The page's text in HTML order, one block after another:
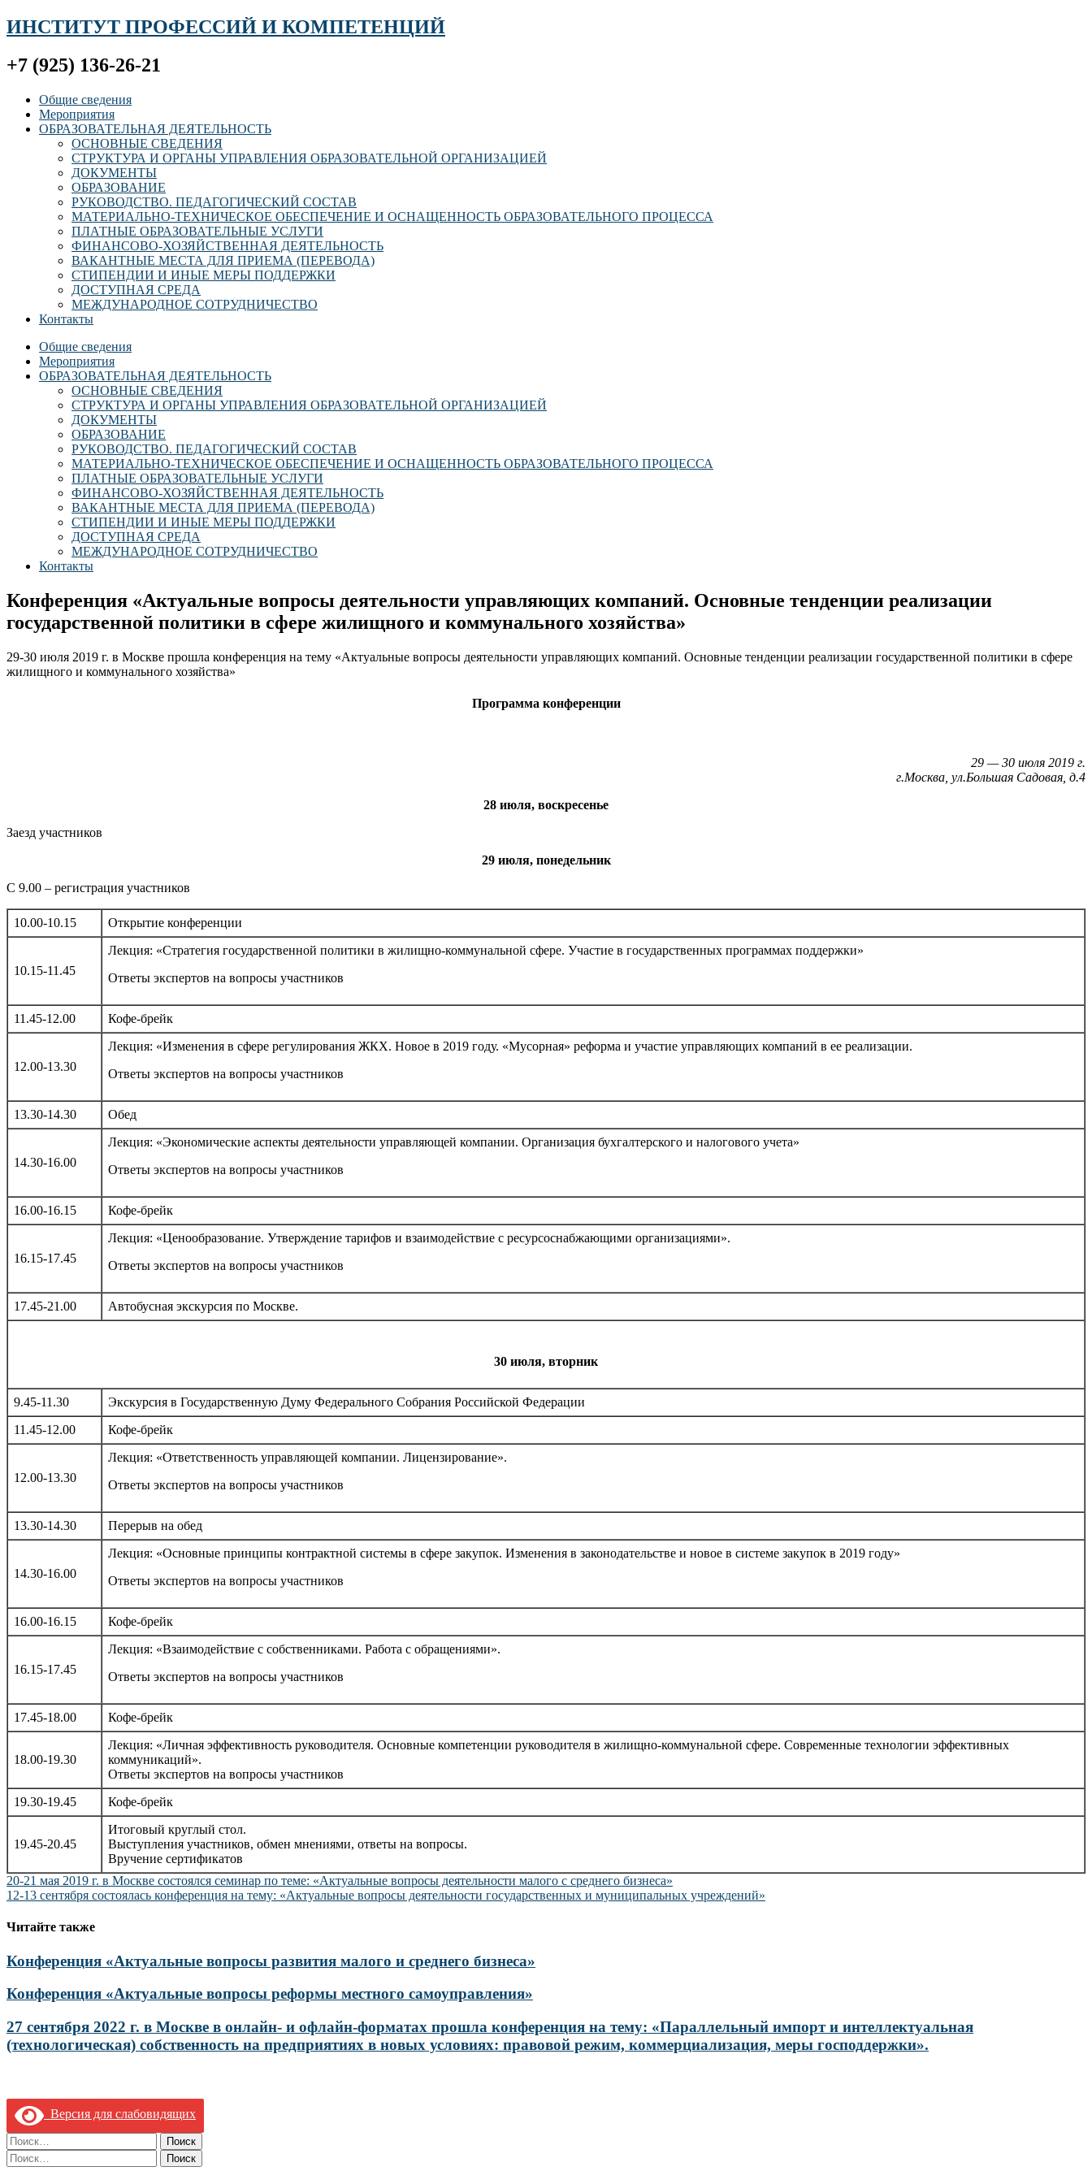
ИНСТИТУТ ПРОФЕССИЙ И КОМПЕТЕНЦИЙ
+7 (925) 136-26-21
Общие сведения
Мероприятия
ОБРАЗОВАТЕЛЬНАЯ ДЕЯТЕЛЬНОСТЬ
ОСНОВНЫЕ СВЕДЕНИЯ
СТРУКТУРА И ОРГАНЫ УПРАВЛЕНИЯ ОБРАЗОВАТЕЛЬНОЙ ОРГАНИЗАЦИЕЙ
ДОКУМЕНТЫ
ОБРАЗОВАНИЕ
РУКОВОДСТВО. ПЕДАГОГИЧЕСКИЙ СОСТАВ
МАТЕРИАЛЬНО-ТЕХНИЧЕСКОЕ ОБЕСПЕЧЕНИЕ И ОСНАЩЕННОСТЬ ОБРАЗОВАТЕЛЬНОГО ПРОЦЕССА
ПЛАТНЫЕ ОБРАЗОВАТЕЛЬНЫЕ УСЛУГИ
ФИНАНСОВО-ХОЗЯЙСТВЕННАЯ ДЕЯТЕЛЬНОСТЬ
ВАКАНТНЫЕ МЕСТА ДЛЯ ПРИЕМА (ПЕРЕВОДА)
СТИПЕНДИИ И ИНЫЕ МЕРЫ ПОДДЕРЖКИ
ДОСТУПНАЯ СРЕДА
МЕЖДУНАРОДНОЕ СОТРУДНИЧЕСТВО
Контакты
Общие сведения
Мероприятия
ОБРАЗОВАТЕЛЬНАЯ ДЕЯТЕЛЬНОСТЬ
ОСНОВНЫЕ СВЕДЕНИЯ
СТРУКТУРА И ОРГАНЫ УПРАВЛЕНИЯ ОБРАЗОВАТЕЛЬНОЙ ОРГАНИЗАЦИЕЙ
ДОКУМЕНТЫ
ОБРАЗОВАНИЕ
РУКОВОДСТВО. ПЕДАГОГИЧЕСКИЙ СОСТАВ
МАТЕРИАЛЬНО-ТЕХНИЧЕСКОЕ ОБЕСПЕЧЕНИЕ И ОСНАЩЕННОСТЬ ОБРАЗОВАТЕЛЬНОГО ПРОЦЕССА
ПЛАТНЫЕ ОБРАЗОВАТЕЛЬНЫЕ УСЛУГИ
ФИНАНСОВО-ХОЗЯЙСТВЕННАЯ ДЕЯТЕЛЬНОСТЬ
ВАКАНТНЫЕ МЕСТА ДЛЯ ПРИЕМА (ПЕРЕВОДА)
СТИПЕНДИИ И ИНЫЕ МЕРЫ ПОДДЕРЖКИ
ДОСТУПНАЯ СРЕДА
МЕЖДУНАРОДНОЕ СОТРУДНИЧЕСТВО
Контакты
Конференция «Актуальные вопросы деятельности управляющих компаний. Основные тенденции реализации
государственной политики в сфере жилищного и коммунального хозяйства»
29-30 июля 2019 г. в Москве прошла конференция на тему «Актуальные вопросы деятельности управляющих компаний. Основные тенденции реализации государственной политики в сфере
жилищного и коммунального хозяйства»
Программа конференции
29 — 30 июля 2019 г.
г.Москва, ул.Большая Садовая, д.4
28 июля, воскресенье
Заезд участников
29 июля, понедельник
С 9.00 – регистрация участников
10.00-10.15 Открытие конференции
10.15-11.45
Лекция: «Стратегия государственной политики в жилищно-коммунальной сфере. Участие в государственных программах поддержки»
Ответы экспертов на вопросы участников
11.45-12.00 Кофе-брейк
12.00-13.30
Лекция: «Изменения в сфере регулирования ЖКХ. Новое в 2019 году. «Мусорная» реформа и участие управляющих компаний в ее реализации.
Ответы экспертов на вопросы участников
13.30-14.30 Обед
14.30-16.00
Лекция: «Экономические аспекты деятельности управляющей компании. Организация бухгалтерского и налогового учета»
Ответы экспертов на вопросы участников
16.00-16.15 Кофе-брейк
16.15-17.45
Лекция: «Ценообразование. Утверждение тарифов и взаимодействие с ресурсоснабжающими организациями».
Ответы экспертов на вопросы участников
17.45-21.00 Автобусная экскурсия по Москве.
30 июля, вторник
9.45-11.30
Экскурсия в Государственную Думу Федерального Собрания Российской Федерации
11.45-12.00
Кофе-брейк
12.00-13.30
Лекция: «Ответственность управляющей компании. Лицензирование».
Ответы экспертов на вопросы участников
13.30-14.30 Перерыв на обед
14.30-16.00
Лекция: «Основные принципы контрактной системы в сфере закупок. Изменения в законодательстве и новое в системе закупок в 2019 году»
Ответы экспертов на вопросы участников
16.00-16.15 Кофе-брейк
16.15-17.45
Лекция: «Взаимодействие с собственниками. Работа с обращениями».
Ответы экспертов на вопросы участников
17.45-18.00 Кофе-брейк
18.00-19.30
Лекция: «Личная эффективность руководителя. Основные компетенции руководителя в жилищно-коммунальной сфере. Современные технологии эффективных
коммуникаций».
Ответы экспертов на вопросы участников
19.30-19.45
Кофе-брейк
19.45-20.45
Итоговый круглый стол.
Выступления участников, обмен мнениями, ответы на вопросы.
Вручение сертификатов
Навигация
по
записям
20-21 мая 2019 г. в Москве состоялся семинар по теме: «Актуальные вопросы деятельности малого с среднего бизнеса»
12-13 сентября состоялась конференция на тему: «Актуальные вопросы деятельности государственных и муниципальных учреждений»
Читайте также
Конференция «Актуальные вопросы развития малого и среднего бизнеса»
Конференция «Актуальные вопросы реформы местного самоуправления»
27 сентября 2022 г. в Москве в онлайн- и офлайн-форматах прошла конференция на тему: «Параллельный импорт и интеллектуальная
(технологическая) собственность на предприятиях в новых условиях: правовой режим, коммерциализация, меры господдержки».
Версия для слабовидящих
Найти:
Найти: